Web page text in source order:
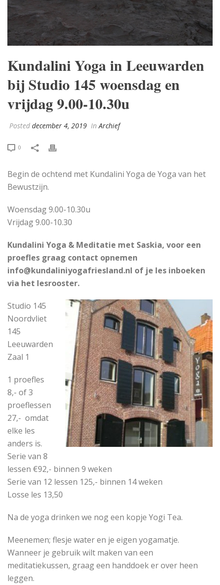
Kundalini Yoga in Leeuwarden
bij Studio 145 woensdag en
vrijdag 9.00-10.30u
Posted december 4, 2019 InArchief
0
Begin de ochtend met Kundalini Yoga de Yoga van het
Bewustzijn.
Woensdag 9.00-10.30u
Vrijdag 9.00-10.30
Kundalini Yoga & Meditatie met Saskia, voor een
proefles graag contact opnemen
info@kundaliniyogafriesland.nl of je les inboeken
via het lesrooster.
Studio 145
Noordvliet
145
Leeuwarden
Zaal 1
1 proefles
8,- of 3
proeflessen
27,- omdat
elke les
anders is.
Serie van 8
lessen €92,- binnen 9 weken
Serie van 12 lessen 125,- binnen 14 weken
Losse les 13,50
Na de yoga drinken we nog een kopje Yogi Tea.
Meenemen; flesje water en je eigen yogamatje.
Wanneer je gebruik wilt maken van een
meditatiekussen, graag een handdoek er over heen
leggen.